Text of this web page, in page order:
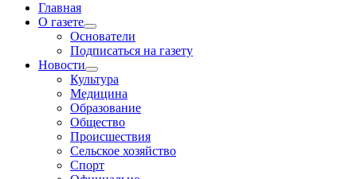
Главная
О газете
Основатели
Подписаться на газету
Новости
Культура
Медицина
Образование
Общество
Происшествия
Сельское хозяйство
Спорт